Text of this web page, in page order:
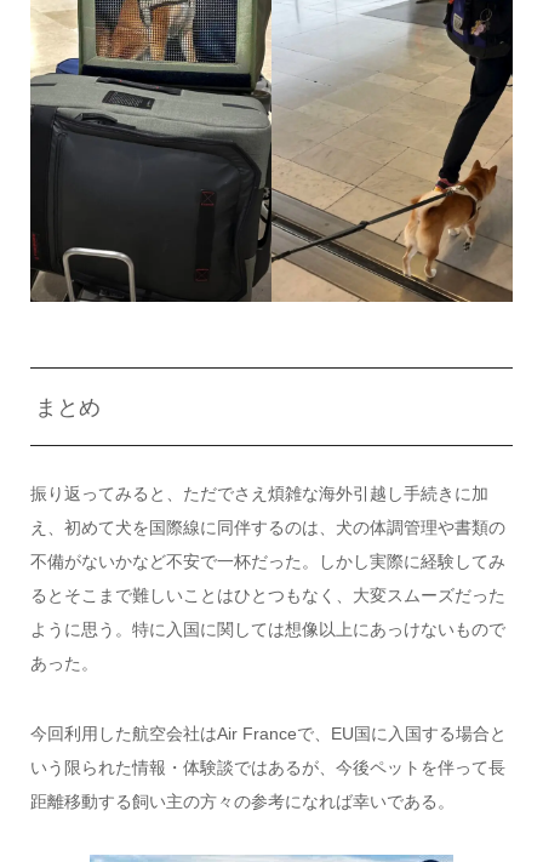
まとめ
振り返ってみると、ただでさえ煩雑な海外引越し手続きに加
え、初めて犬を国際線に同伴するのは、犬の体調管理や書類の
不備がないかなど不安で一杯だった。しかし実際に経験してみ
るとそこまで難しいことはひとつもなく、大変スムーズだった
ように思う。特に入国に関しては想像以上にあっけないもので
あった。
今回利用した航空会社はAir Franceで、EU国に入国する場合と
いう限られた情報・体験談ではあるが、今後ペットを伴って長
距離移動する飼い主の方々の参考になれば幸いである。